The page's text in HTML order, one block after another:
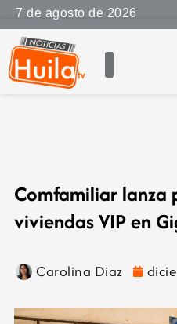
7 de agosto de 2026
Comfamiliar lanza
viviendas VIP en
Carolina Diaz